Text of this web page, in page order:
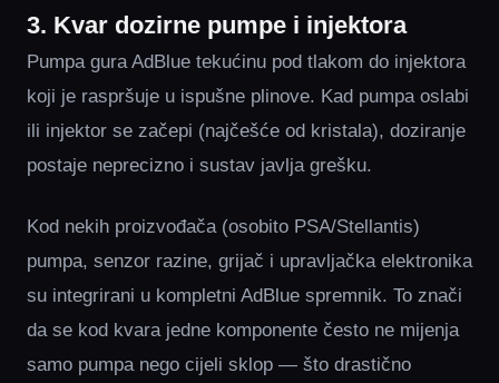
3. Kvar dozirne pumpe i injektora
Pumpa gura AdBlue tekućinu pod tlakom do injektora
koji je raspršuje u ispušne plinove. Kad pumpa oslabi
ili injektor se začepi (najčešće od kristala), doziranje
postaje neprecizno i sustav javlja grešku.
Kod nekih proizvođača (osobito PSA/Stellantis)
pumpa, senzor razine, grijač i upravljačka elektronika
su integrirani u kompletni AdBlue spremnik. To znači
da se kod kvara jedne komponente često ne mijenja
samo pumpa nego cijeli sklop — što drastično